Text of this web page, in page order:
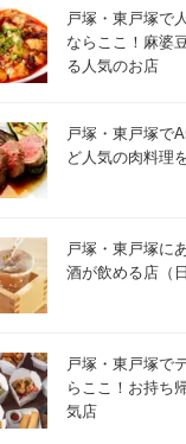
戸塚・東戸塚で
ならここ！麻婆
る人気のお店
戸塚・東戸塚で
ど人気の肉料理
戸塚・東戸塚に
酒が飲める店（
戸塚・東戸塚で
らここ！お持ち
気店